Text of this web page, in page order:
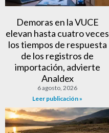
Demoras en la VUCE
elevan hasta cuatro veces
los tiempos de respuesta
de los registros de
importación, advierte
Analdex
6 agosto, 2026
Leer publicación »